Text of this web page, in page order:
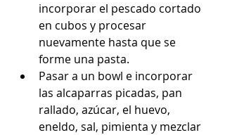
incorporar el pescado cortado
en cubos y procesar
nuevamente hasta que se
forme una pasta.
Pasar a un bowl e incorporar
las alcaparras picadas, pan
rallado, azúcar, el huevo,
eneldo, sal, pimienta y mezclar